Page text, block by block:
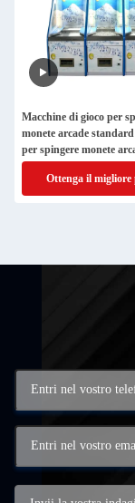
Macchine di gioco per
monete arcade
per spingere monete
Ottenga il migliore